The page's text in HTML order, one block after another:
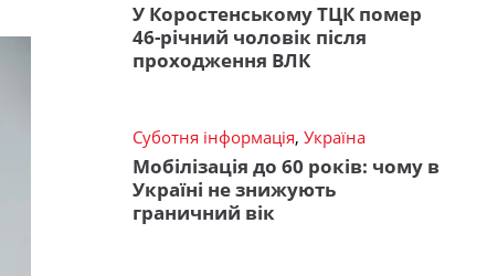
У Коростенському ТЦК помер
46-річний чоловік після
проходження ВЛК
Суботня інформація, Україна
Мобілізація до 60 років: чому в
Україні не знижують
граничний вік